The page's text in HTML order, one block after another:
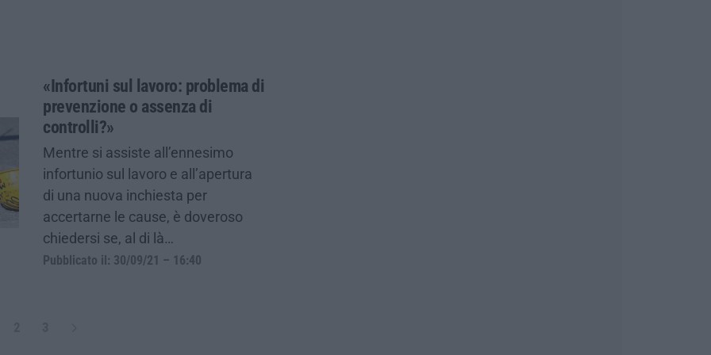
«Infortuni sul lavoro: problema di
prevenzione o assenza di
controlli?»
Mentre si assiste all’ennesimo
infortunio sul lavoro e all’apertura
di una nuova inchiesta per
accertarne le cause, è doveroso
chiedersi se, al di là…
Pubblicato il: 30/09/21 – 16:40